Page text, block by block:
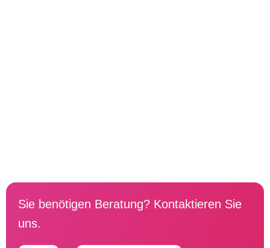
Sie benötigen Beratung? Kontaktieren Sie
uns.